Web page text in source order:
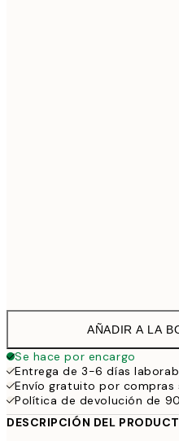
AÑADIR A LA
Se hace por encargo
Entrega de 3-6 días
Envío gratuito por
Política de devolución de
DESCRIPCIÓN DEL